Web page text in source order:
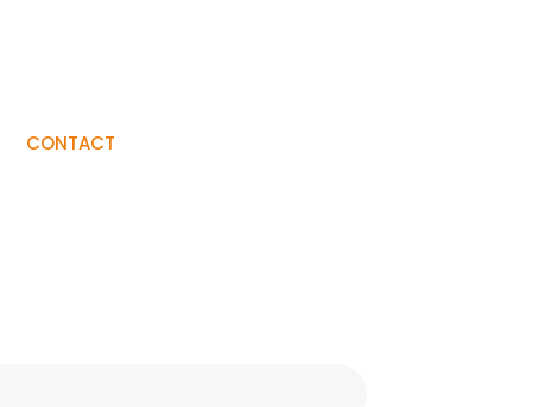
CONTACT